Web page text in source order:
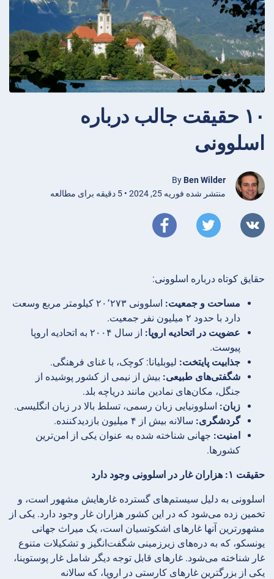
۱۰ حقیقت جالب درباره
اسلوونی
By Ben Wilder
منتشر شده فوریه 25, 2024 • 5 دقیقه برای مطالعه
حقایق کوتاه درباره اسلوونی:
مساحت و جمعیت:
اسلوونی ۲۰٬۲۷۳ کیلومتر مربع وسعت
دارد با حدود ۲ میلیون نفر جمعیت.
عضویت در اتحادیه اروپا:
از سال ۲۰۰۴ به اتحادیه اروپا
پیوست.
جذابیت پایتخت: لیوبلیانا: کوچک، با غنای فرهنگی.
شگفتی‌های طبیعی: بیش از نیمی از کشور پوشیده از
جنگل، مکان‌های نمادین مانند دریاچه بلد.
زبان: اسلوونیایی زبان رسمی، تسلط بالا در زبان انگلیسی.
گردشگری: سالانه بیش از ۴ میلیون بازدیدکننده.
امنیت: جهانی شناخته شده به عنوان یکی از امن‌ترین
کشورها.
حقیقت ۱: هزاران غار در اسلوونی وجود دارد
اسلوونی به دلیل سیستم‌های گسترده غارهایش مشهور است، و
تخمین زده می‌شود که در این کشور هزاران غار وجود دارد. یکی از
مشهورترین آنها غارهای اشکوتسیان است، یک میراث جهانی
یونسکو، که به دره‌های زیرزمینی شگفت‌انگیز و تشکیلات متنوع
غار شناخته می‌شود. غارهای قابل توجه دیگر شامل غار پوستوینا،
یکی از بزرگترین غارهای کارستی در اروپا، که سالانه